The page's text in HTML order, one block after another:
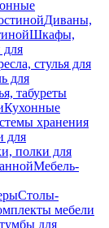
Диваны,
Шкафы,
для
стулья для
для
табуреты
Кухонные
хранения
для
полки для
Мебель-
Столы-
мебели
для